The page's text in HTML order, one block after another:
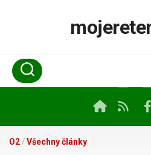
O2/Všechny články